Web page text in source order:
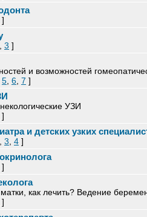
]
3 ]
и возможностей
5 6 7 ]
УЗИ
]
и детских узких
3 4 ]
]
как лечить? Ведение
]